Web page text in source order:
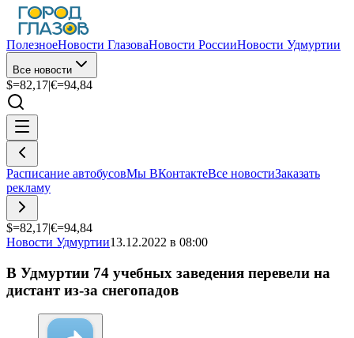
ПолезноеНовости ГлазоваНовости РоссииНовости Удмуртии
Все новости
$=82,17|€=94,84
Расписание автобусовМы ВКонтактеВсе новостиЗаказать
рекламу
$=82,17|€=94,84
Новости Удмуртии13.12.2022 в 08:00
В Удмуртии 74 учебных заведения перевели на
дистант из-за снегопадов